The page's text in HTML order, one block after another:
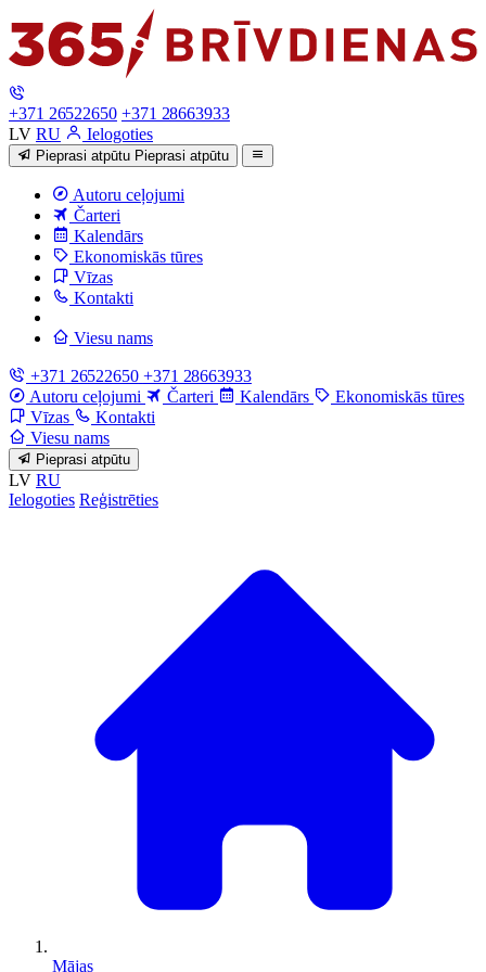
+371 26522650 +371 28663933
LV RU Ielogoties
Pieprasi atpūtu Pieprasi atpūtu
Autoru ceļojumi
Čarteri
Kalendārs
Ekonomiskās tūres
Vīzas
Kontakti
Viesu nams
+371 26522650 +371 28663933
Autoru ceļojumi
Čarteri Kalendārs
Ekonomiskās tūres
Vīzas
Kontakti
Viesu nams
Pieprasi atpūtu
LV RU
Ielogoties Reģistrēties
Mājas